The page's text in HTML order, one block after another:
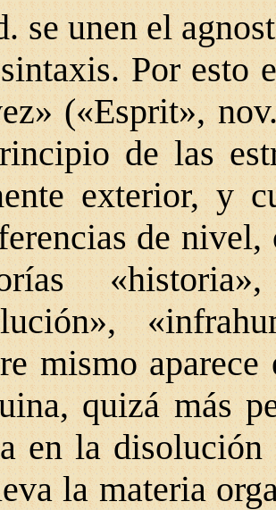
se unen el
Por esto
(«Esprit»,
de las
exterior, y
de nivel,
mismo
quizá más
en la
la materia